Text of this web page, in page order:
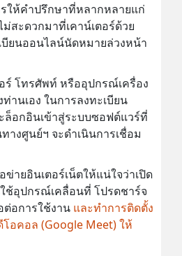
ให้คำปรึกษาที่หลากหลายแก่
สะดวกมาที่เคาน์เตอร์ด้วย
บียนออนไลน์นัดหมายล่วงหน้า
โทรศัพท์ หรืออุปกรณ์เครื่อง
านเอง ในการลงทะเบียน
อกอินเข้าสู่ระบบซอฟต์แวร์ที่
างศูนย์ฯ จะดำเนินการเชื่อม
ข่ายอินเตอร์เน็ตให้แน่ใจว่าเปิด
ช้อุปกรณ์เคลื่อนที่ โปรดชาร์จ
ต่อการใช้งาน และทำการติดตั้ง
อคอล (Google Meet) ให้